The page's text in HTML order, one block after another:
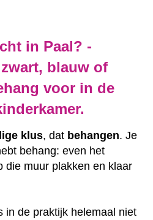
in Paal? -
blauw of
voor in de
klus, dat behangen. Je
behang: even het
die muur plakken en klaar
in de praktijk helemaal niet